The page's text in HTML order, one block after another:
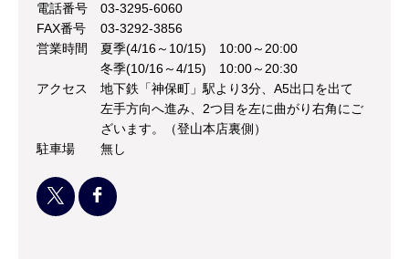
電話番号
03-3295-6060
FAX番号
03-3292-3856
営業時間
夏季(4/16～10/15) 10:00～20:00
冬季(10/16～4/15) 10:00～20:30
アクセス
地下鉄「神保町」駅より3分、A5出口を出て
左手方向へ進み、2つ目を左に曲がり右角にご
ざいます。（登山本店裏側）
駐車場
無し